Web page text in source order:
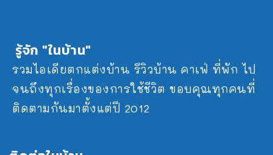
รู้จัก "ในบ้าน"
รวมไอเดียตกแต่งบ้าน รีวิวบ้าน คาเฟ่ ที่พัก ไป
จนถึงทุกเรื่องของการใช้ชีวิต ขอบคุณทุกคนที่
ติดตามกันมาตั้งแต่ปี 2012